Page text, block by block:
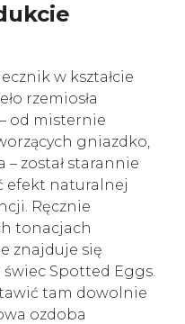
w kształcie
rzemiosła
od misternie
gniazdko,
został starannie
efekt naturalnej
Ręcznie
tonacjach
znajduje się
Spotted Eggs.
tam dowolnie
ozdoba